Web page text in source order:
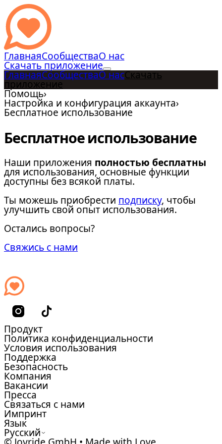
ГлавнаяСообществаО нас
Скачать приложение
ГлавнаяСообществаО насСкачать
приложение
Помощь›
Настройка и конфигурация аккаунта›
Бесплатное использование
Бесплатное использование
Наши приложения полностью бесплатны
для использования, основные функции
доступны без всякой платы.
Ты можешь приобрести подписку, чтобы
улучшить свой опыт использования.
Остались вопросы?
Свяжись с нами
Продукт
Политика конфиденциальности
Условия использования
Поддержка
Безопасность
Компания
Вакансии
Пресса
Связаться с нами
Импринт
Язык
Русский